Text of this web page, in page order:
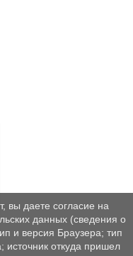
вы даете согласие на
данных (сведения о
и версия Браузера; тип
источник откуда пришел